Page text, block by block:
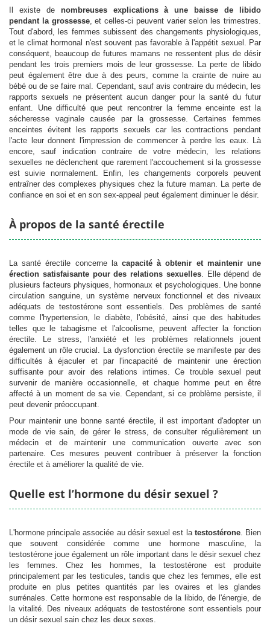
Il existe de nombreuses explications à une baisse de libido
pendant la grossesse, et celles-ci peuvent varier selon les trimestres.
Tout d'abord, les femmes subissent des changements physiologiques,
et le climat hormonal n'est souvent pas favorable à l'appétit sexuel. Par
conséquent, beaucoup de futures mamans ne ressentent plus de désir
pendant les trois premiers mois de leur grossesse. La perte de libido
peut également être due à des peurs, comme la crainte de nuire au
bébé ou de se faire mal. Cependant, sauf avis contraire du médecin, les
rapports sexuels ne présentent aucun danger pour la santé du futur
enfant. Une difficulté que peut rencontrer la femme enceinte est la
sécheresse vaginale causée par la grossesse. Certaines femmes
enceintes évitent les rapports sexuels car les contractions pendant
l'acte leur donnent l'impression de commencer à perdre les eaux. Là
encore, sauf indication contraire de votre médecin, les relations
sexuelles ne déclenchent que rarement l'accouchement si la grossesse
est suivie normalement. Enfin, les changements corporels peuvent
entraîner des complexes physiques chez la future maman. La perte de
confiance en soi et en son sex-appeal peut également diminuer le désir.
Àpropos de la santé érectile
La santé érectile concerne la capacité à obtenir et maintenir une
érection satisfaisante pour des relations sexuelles. Elle dépend de
plusieurs facteurs physiques, hormonaux et psychologiques. Une bonne
circulation sanguine, un système nerveux fonctionnel et des niveaux
adéquats de testostérone sont essentiels. Des problèmes de santé
comme l'hypertension, le diabète, l'obésité, ainsi que des habitudes
telles que le tabagisme et l'alcoolisme, peuvent affecter la fonction
érectile. Le stress, l'anxiété et les problèmes relationnels jouent
également un rôle crucial. La dysfonction érectile se manifeste par des
difficultés à éjaculer et par l'incapacité de maintenir une érection
suffisante pour avoir des relations intimes. Ce trouble sexuel peut
survenir de manière occasionnelle, et chaque homme peut en être
affecté à un moment de sa vie. Cependant, si ce problème persiste, il
peut devenir préoccupant.
Pour maintenir une bonne santé érectile, il est important d'adopter un
mode de vie sain, de gérer le stress, de consulter régulièrement un
médecin et de maintenir une communication ouverte avec son
partenaire. Ces mesures peuvent contribuer à préserver la fonction
érectile et à améliorer la qualité de vie.
Quelle est l’hormone du désir sexuel ?
L'hormone principale associée au désir sexuel est la testostérone. Bien
que souvent considérée comme une hormone masculine, la
testostérone joue également un rôle important dans le désir sexuel chez
les femmes. Chez les hommes, la testostérone est produite
principalement par les testicules, tandis que chez les femmes, elle est
produite en plus petites quantités par les ovaires et les glandes
surrénales. Cette hormone est responsable de la libido, de l'énergie, de
la vitalité. Des niveaux adéquats de testostérone sont essentiels pour
un désir sexuel sain chez les deux sexes.